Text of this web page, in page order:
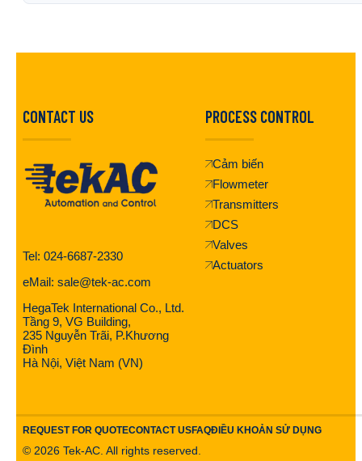
CONTACT US
Tel: 024-6687-2330
eMail: sale@tek-ac.com
HegaTek International Co., Ltd.
Tầng 9, VG Building,
235 Nguyễn Trãi, P.Khương
Đình
Hà Nội, Việt Nam (VN)
PROCESS CONTROL
Cảm biến
Flowmeter
Transmitters
DCS
Valves
Actuators
REQUEST FOR QUOTECONTACT USFAQĐIỀU KHOẢN SỬ DỤNG
© 2026 Tek-AC. All rights reserved.